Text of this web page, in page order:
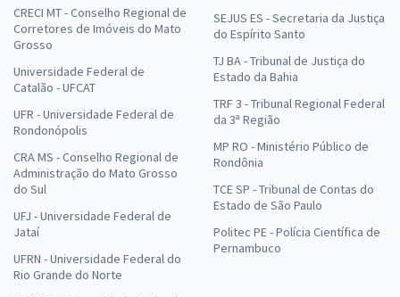
CRECI MT - Conselho Regional de
Corretores de Imóveis do Mato
Grosso
Universidade Federal de
Catalão - UFCAT
UFR - Universidade Federal de
Rondonópolis
CRA MS - Conselho Regional de
Administração do Mato Grosso
do Sul
UFJ - Universidade Federal de
Jataí
UFRN - Universidade Federal do
Rio Grande do Norte
SEJUS ES - Secretaria da Justiça
do Espírito Santo
TJ BA - Tribunal de Justiça do
Estado da Bahia
TRF 3 - Tribunal Regional Federal
da 3ª Região
MP RO - Ministério Público de
Rondônia
TCE SP - Tribunal de Contas do
Estado de São Paulo
Politec PE - Polícia Científica de
Pernambuco